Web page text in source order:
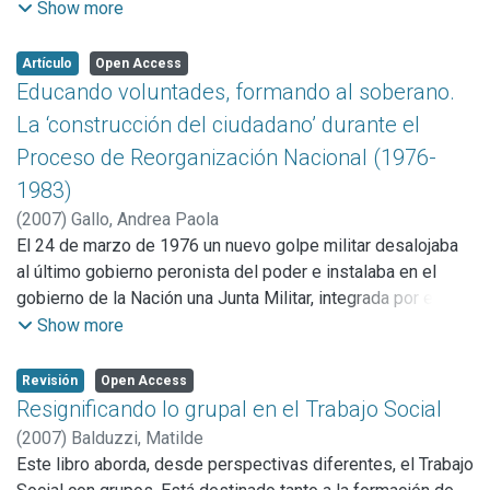
instituciones educativas.
como una violación de los derechos humanos
la seguridad física, integridad psicológica y bienestar. Ha
habido también una preocupación creciente por comprender
la naturaleza del hostigamiento y encontrar maneras
constructivas de reducirlo y, en la medida de lo posible,
prevenirlo.
Show more
Artículo Open Access
Educando voluntades, formando al soberano.
La ‘construcción del ciudadano’ durante el
Proceso de Reorganización Nacional (1976-
1983)
(2007) Gallo, Andrea Paola
El 24 de marzo de 1976 un nuevo golpe militar desalojaba
al último gobierno peronista del poder e instalaba en el
gobierno de la Nación una Junta Militar, integrada por el
Teniente General Jorge Rafael Videla, el Almirante Emilio
Agosti. Ese mismo día la Junta emitió una serie de
comunicados. Entre ellos, las ‘Bases para la intervención de
las Fuerzas Armadas en el Proceso Nacional’, allí, los
protagonistas del golpe expresaban que “esta intervención
militar se hace para corregir excesos, reordenar y
Show more
Revisión Open Access
Resignificando lo grupal en el Trabajo Social
(2007) Balduzzi, Matilde
Este libro aborda, desde perspectivas diferentes, el Trabajo